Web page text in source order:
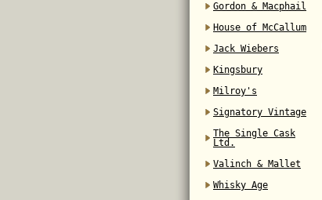
Gordon & Macphail
House of McCallum
Jack Wiebers
Kingsbury
Milroy's
Signatory Vintage
The Single Cask
Ltd.
Valinch & Mallet
Whisky Age